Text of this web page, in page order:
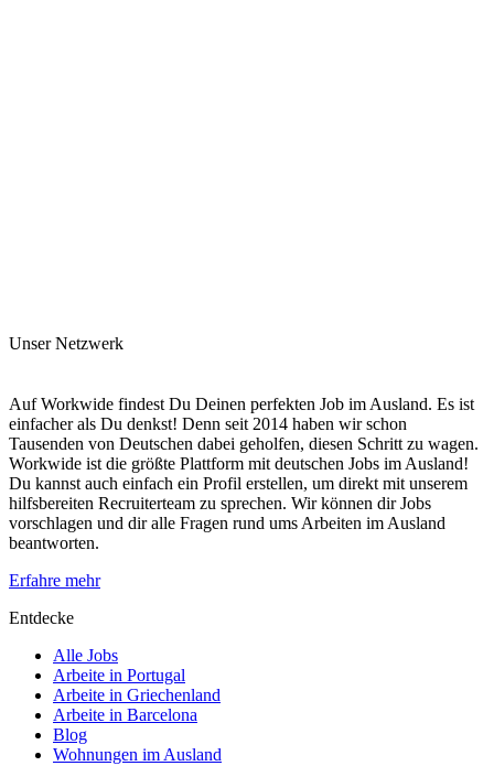
Unser Netzwerk
Auf Workwide findest Du Deinen perfekten Job im Ausland. Es ist
einfacher als Du denkst! Denn seit 2014 haben wir schon
Tausenden von Deutschen dabei geholfen, diesen Schritt zu wagen.
Workwide ist die größte Plattform mit deutschen Jobs im Ausland!
Du kannst auch einfach ein Profil erstellen, um direkt mit unserem
hilfsbereiten Recruiterteam zu sprechen. Wir können dir Jobs
vorschlagen und dir alle Fragen rund ums Arbeiten im Ausland
beantworten.
Erfahre mehr
Entdecke
Alle Jobs
Arbeite in Portugal
Arbeite in Griechenland
Arbeite in Barcelona
Blog
Wohnungen im Ausland